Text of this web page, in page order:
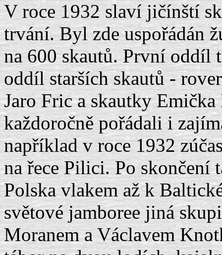
V roce 1932 slaví jičínští
trvání. Byl zde uspořádán
na 600 skautů. První oddíl
oddíl starších skautů -
Jaro Fric a skautky
každoročně pořádali i
například v roce 1932
na řece Pilici. Po skončení
Polska vlakem až k
světové jamboree jiná
Moranem a Václavem